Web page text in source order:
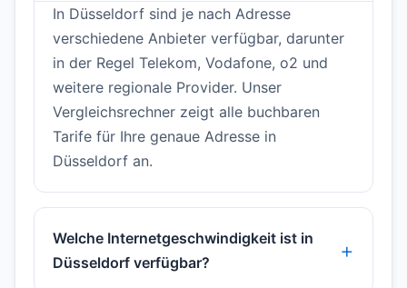
In Düsseldorf sind je nach Adresse
verschiedene Anbieter verfügbar, darunter
in der Regel Telekom, Vodafone, o2 und
weitere regionale Provider. Unser
Vergleichsrechner zeigt alle buchbaren
Tarife für Ihre genaue Adresse in
Düsseldorf an.
Welche Internetgeschwindigkeit ist in
Düsseldorf verfügbar?